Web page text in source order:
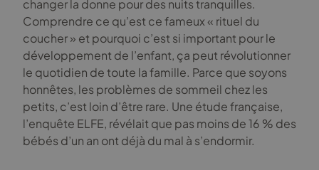
changer la donne pour des nuits tranquilles.
Comprendre ce qu’est ce fameux « rituel du
coucher » et pourquoi c’est si important pour le
développement de l’enfant, ça peut révolutionner
le quotidien de toute la famille. Parce que soyons
honnêtes, les problèmes de sommeil chez les
petits, c’est loin d’être rare. Une étude française,
l’enquête ELFE, révélait que pas moins de 16 % des
bébés d’un an ont déjà du mal à s’endormir.